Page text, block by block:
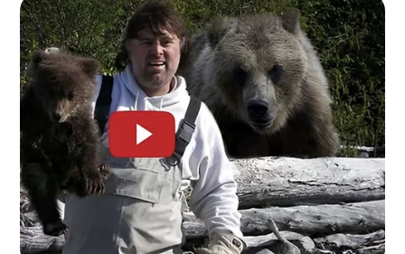
obras.
"Não vejo a hora de termos as câmeras de
monitoramento instaladas. Nesse momento,
estou com o meu carro enguiçado e, com esse
suporte, meu veículo já teria sido retirado da
pista", disse